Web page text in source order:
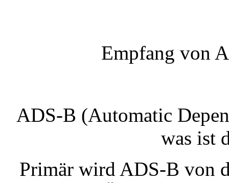
Empfang von
ADS-B (Automatic
was ist
Primär wird ADS-B von